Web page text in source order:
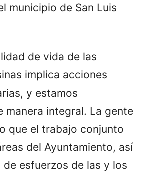
municipio de San Luis
de vida de las
implica acciones
y estamos
manera integral. La gente
que el trabajo conjunto
del Ayuntamiento, así
de esfuerzos de las y los